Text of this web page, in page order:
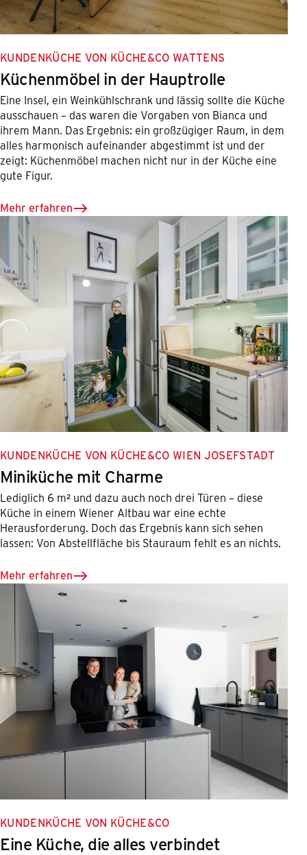
KUNDENKÜCHE VON KÜCHE&CO WATTENS
Küchenmöbel in der Hauptrolle
Eine Insel, ein Weinkühlschrank und lässig sollte die Küche
ausschauen – das waren die Vorgaben von Bianca und
ihrem Mann. Das Ergebnis: ein großzügiger Raum, in dem
alles harmonisch aufeinander abgestimmt ist und der
zeigt: Küchenmöbel machen nicht nur in der Küche eine
gute Figur.
Mehr erfahren
KUNDENKÜCHE VON KÜCHE&CO WIEN JOSEFSTADT
Miniküche mit Charme
Lediglich 6 m² und dazu auch noch drei Türen – diese
Küche in einem Wiener Altbau war eine echte
Herausforderung. Doch das Ergebnis kann sich sehen
lassen: Von Abstellfläche bis Stauraum fehlt es an nichts.
Mehr erfahren
KUNDENKÜCHE VON KÜCHE&CO
Eine Küche, die alles verbindet